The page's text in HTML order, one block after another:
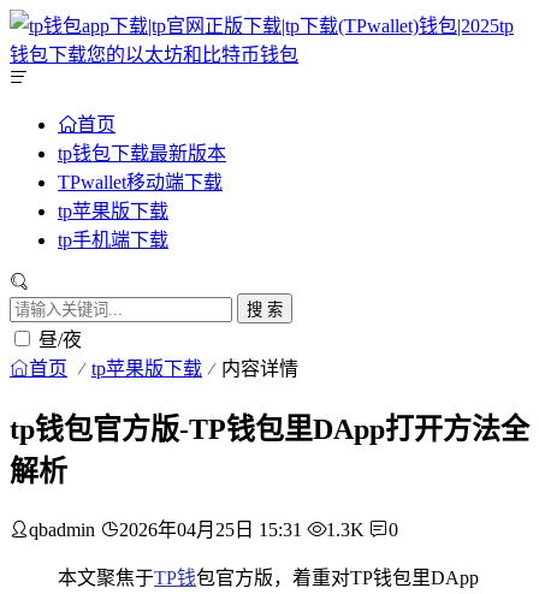
首页
tp钱包下载最新版本
TPwallet移动端下载
tp苹果版下载
tp手机端下载
搜 索
昼/夜
首页 tp苹果版下载 内容详情
tp钱包官方版-TP钱包里DApp打开方法全
解析
qbadmin 2026年04月25日 15:31 1.3K 0
本文聚焦于TP钱包官方版，着重对TP钱包里DApp